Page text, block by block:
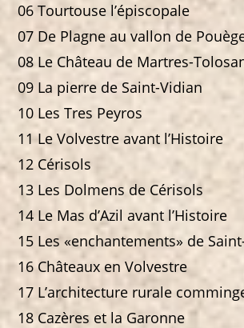
06 Tourtouse l’épiscopale
07 De Plagne au vallon de
08 Le Château de Martres-
09 La pierre de Saint-Vidian
10 Les Tres Peyros
11 Le Volvestre avant l’Histoire
12 Cérisols
13 Les Dolmens de Cérisols
14 Le Mas d’Azil avant l’Histoire
15 Les «enchantements» de
16 Châteaux en Volvestre
17 L’architecture rurale
18 Cazères et la Garonne